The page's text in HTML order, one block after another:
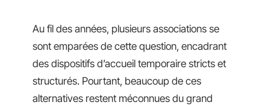
Au fil des années, plusieurs associations se
sont emparées de cette question, encadrant
des dispositifs d’accueil temporaire stricts et
structurés. Pourtant, beaucoup de ces
alternatives restent méconnues du grand